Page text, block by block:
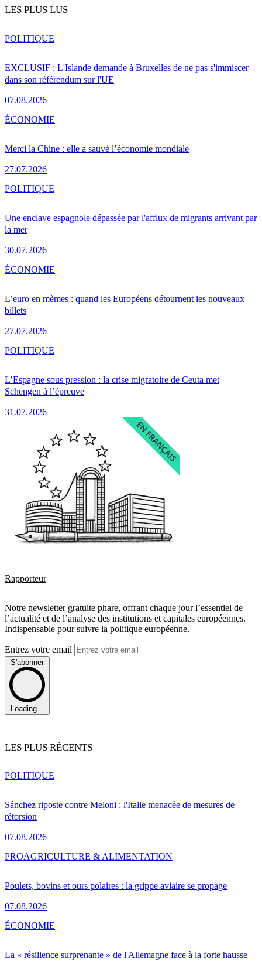
LES PLUS LUS
EXCLUSIF : L'Islande demande à Bruxelles de ne pas s'immiscer
dans son référendum sur l'UE
07.08.2026
POLITIQUE
Merci la Chine : elle a sauvé l’économie mondiale
27.07.2026
ÉCONOMIE
Une enclave espagnole dépassée par l'afflux de migrants arrivant par
la mer
30.07.2026
POLITIQUE
L’euro en mèmes : quand les Européens détournent les nouveaux
billets
27.07.2026
ÉCONOMIE
L’Espagne sous pression : la crise migratoire de Ceuta met
Schengen à l’épreuve
31.07.2026
POLITIQUE
Rapporteur
Notre newsletter gratuite phare, offrant chaque jour l’essentiel de
l’actualité et de l’analyse des institutions et capitales européennes.
Indispensable pour suivre la politique européenne.
Entrez votre email
S'abonner
Loading...
LES PLUS RÉCENTS
Sánchez riposte contre Meloni : l'Italie menacée de mesures de
rétorsion
07.08.2026
POLITIQUE
Poulets, bovins et ours polaires : la grippe aviaire se propage
07.08.2026
PROAGRICULTURE & ALIMENTATION
La « résilience surprenante » de l'Allemagne face à la forte hausse
ÉCONOMIE